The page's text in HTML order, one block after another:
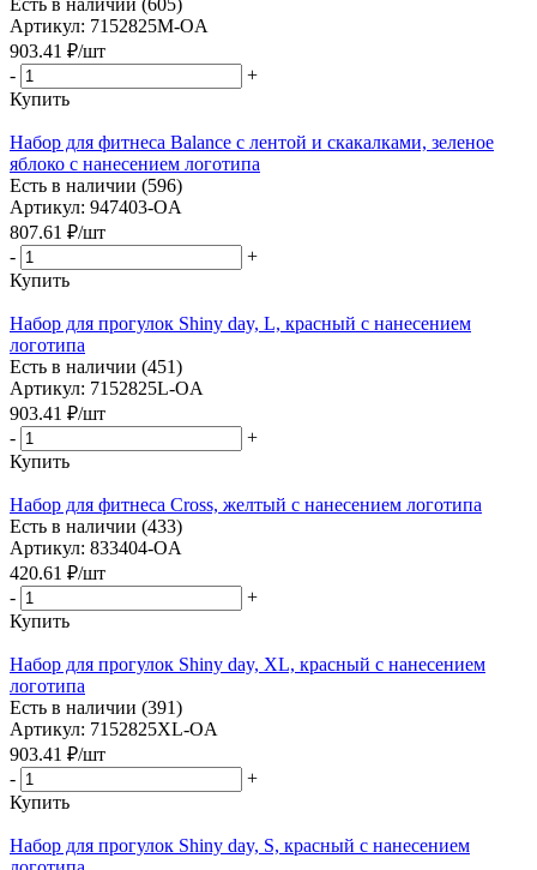
Артикул: 7152825M-OA
903.41 ₽/шт
-
+
Купить
Набор для фитнеса Balance с лентой и скакалками, зеленое
яблоко с нанесением логотипа
Есть в наличии (596)
Артикул: 947403-OA
807.61 ₽/шт
-
+
Купить
Набор для прогулок Shiny day, L, красный с нанесением
логотипа
Есть в наличии (451)
Артикул: 7152825L-OA
903.41 ₽/шт
-
+
Купить
Набор для фитнеса Cross, желтый с нанесением логотипа
Есть в наличии (433)
Артикул: 833404-OA
420.61 ₽/шт
-
+
Купить
Набор для прогулок Shiny day, XL, красный с нанесением
логотипа
Есть в наличии (391)
Артикул: 7152825XL-OA
903.41 ₽/шт
-
+
Купить
Набор для прогулок Shiny day, S, красный с нанесением